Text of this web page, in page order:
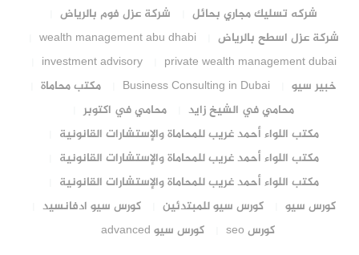
شركه تسليك مجاري بحائل
شركة عزل فوم بالرياض
شركة عزل اسطح بالرياض
wealth management abu dhabi
private wealth management dubai
investment advisory
خبير سيو
Business Consulting in Dubai
مكتب محاماة
محامي في الشيخ زايد
محامي في اكتوبر
مكتب اللواء أحمد غريب للمحاماة والإستشارات القانونية
مكتب اللواء أحمد غريب للمحاماة والإستشارات القانونية
مكتب اللواء أحمد غريب للمحاماة والإستشارات القانونية
كورس سيو
كورس سيو للمبتدئين
كورس سيو ادفانسيد
كورس seo
كورس سيو advanced